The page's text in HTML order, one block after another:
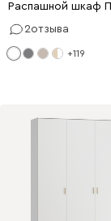
Распашной шкаф
2отзыва
+119